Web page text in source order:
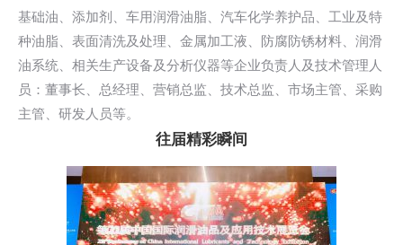
基础油、添加剂、车用润滑油脂、汽车化学养护品、工业及特
种油脂、表面清洗及处理、金属加工液、防腐防锈材料、润滑
油系统、相关生产设备及分析仪器等企业负责人及技术管理人
员：董事长、总经理、营销总监、技术总监、市场主管、采购
主管、研发人员等。
往届精彩瞬间